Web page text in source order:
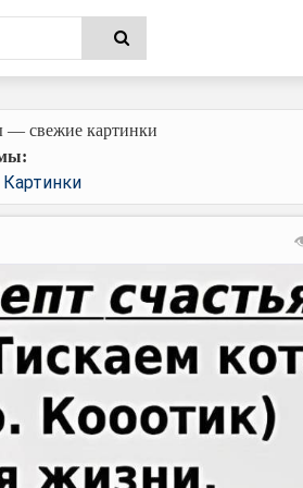
свежие картинки
Картинки